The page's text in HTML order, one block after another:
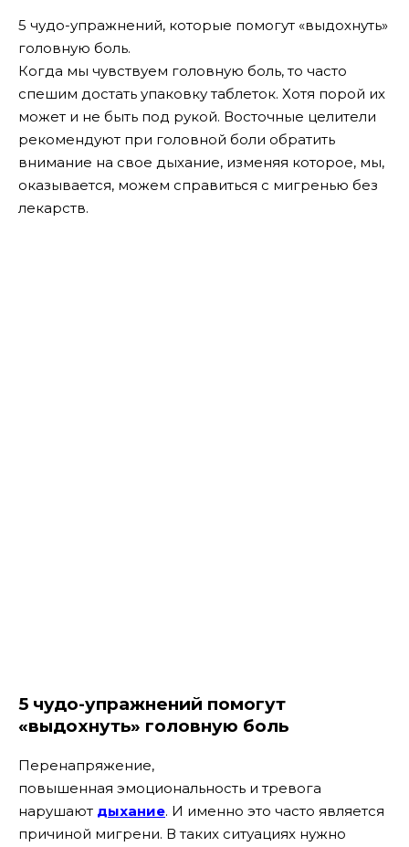
5 чудо-упражнений, которые помогут «выдохнуть»
головную боль.
Когда мы чувствуем головную боль, то часто
спешим достать упаковку таблеток. Хотя порой их
может и не быть под рукой. Восточные целители
рекомендуют при головной боли обратить
внимание на свое дыхание, изменяя которое, мы,
оказывается, можем справиться с мигренью без
лекарств.
5 чудо-упражнений помогут
«выдохнуть» головную боль
Перенапряжение,
повышенная эмоциональность и тревога
нарушают дыхание. И именно это часто является
причиной мигрени. В таких ситуациях нужно